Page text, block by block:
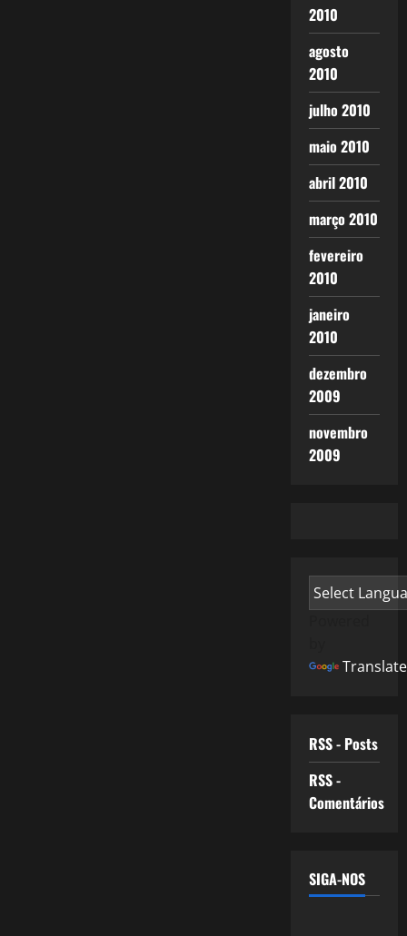
2010
agosto
2010
julho 2010
maio 2010
abril 2010
março 2010
fevereiro
2010
janeiro
2010
dezembro
2009
novembro
2009
Translate
RSS - Posts
RSS -
Comentários
SIGA-NOS